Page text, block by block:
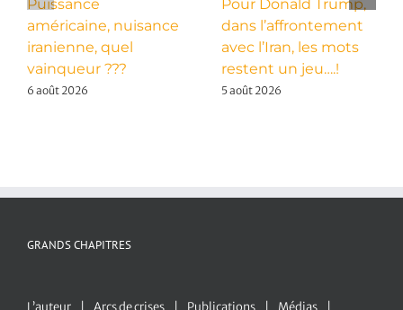
Puissance
américaine, nuisance
iranienne, quel
vainqueur ???
6 août 2026
Pour Donald Trump,
dans l’affrontement
avec l’Iran, les mots
restent un jeu….!
5 août 2026
GRANDS CHAPITRES
L’auteur Arcs de crises Publications
Médias